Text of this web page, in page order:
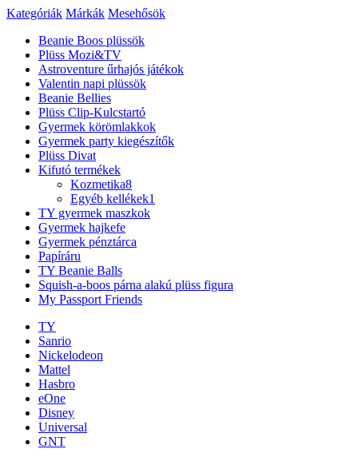
Kategóriák Márkák Mesehősök
Beanie Boos plüssök
Plüss Mozi&TV
Astroventure űrhajós játékok
Valentin napi plüssök
Beanie Bellies
Plüss Clip-Kulcstartó
Gyermek körömlakkok
Gyermek party kiegészítők
Plüss Divat
Kifutó termékek
Kozmetika8
Egyéb kellékek1
TY gyermek maszkok
Gyermek hajkefe
Gyermek pénztárca
Papíráru
TY Beanie Balls
Squish-a-boos párna alakú plüss figura
My Passport Friends
TY
Sanrio
Nickelodeon
Mattel
Hasbro
eOne
Disney
Universal
GNT